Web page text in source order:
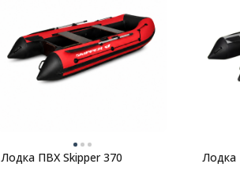
Лодка ПВХ Skipper 370 Лодка